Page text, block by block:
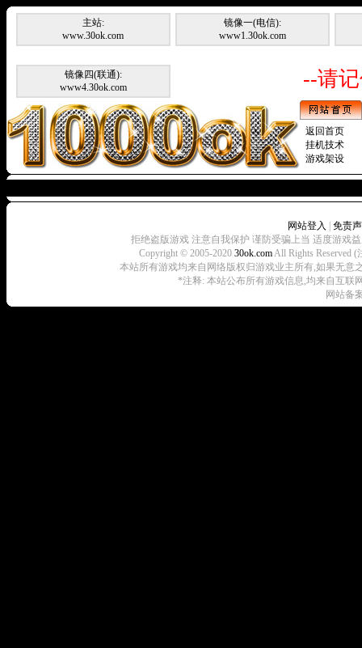
主站:
www.30ok.com
镜像一(电信):
www1.30ok.com
镜像四(联通):
www4.30ok.com
--请
返回首页
挂机技术
游戏架设
网站登入
免责
拒绝盗版游戏 注意自我保护 谨防受骗上当 适度游戏
Copyright © 2005-2020 30ok.comAll Rights Reserved
本站所有游戏均来自网络版权归游戏业主所有,如果无意
*注释: 本站公布所有游戏信息,均来自互联
网站备